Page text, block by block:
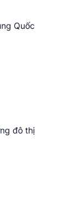
Quốc
đô thị